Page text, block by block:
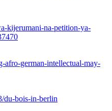
kijerumani-na-petition-ya-
afro-german-intellectual-may-
du-bois-in-berlin